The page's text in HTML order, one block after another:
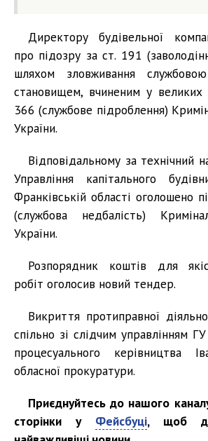
Директору будівельної
про підозру за ст. 191
шляхом зловживання
становищем, вчиненим у великих
366 (службове підроблення)
України.
Відповідальному за технічний
Управління капітального
Франківській області оголошено
(службова недбалість)
України.
Розпорядник коштів для
робіт оголосив новий тендер.
Викриття протиправної
спільно зі слідчим управлінням
процесуального керівництва
обласної прокуратури.
Приєднуйтесь до нашого
сторінки у Фейсбуці, щоб